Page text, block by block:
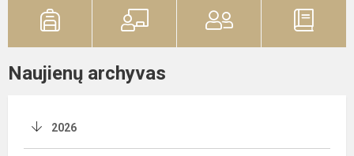
Naujienų archyvas
2026